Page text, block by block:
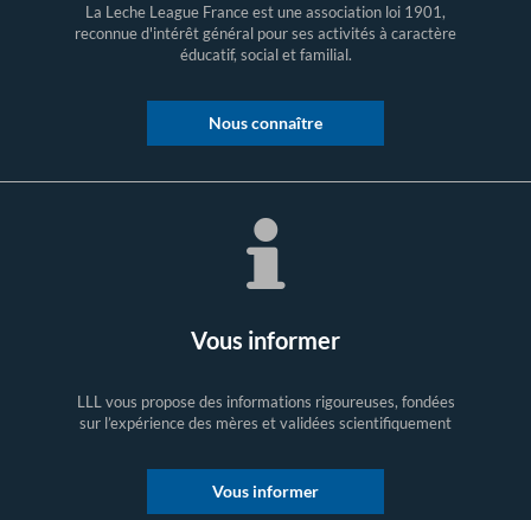
La Leche League France est une association loi 1901,
reconnue d'intérêt général pour ses activités à caractère
éducatif, social et familial.
Nous connaître
Vous informer
LLL vous propose des informations rigoureuses, fondées
sur l’expérience des mères et validées scientifiquement
Vous informer